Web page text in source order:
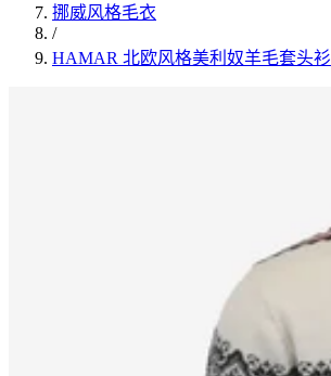
挪威风格毛衣
/
HAMAR 北欧风格美利奴羊毛套头衫